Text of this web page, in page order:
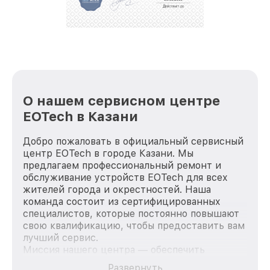
репутацию. Мы постоянно совершенствуемся и
О нашем сервисном центре
EOTech в Казани
Добро пожаловать в официальный сервисный
центр EOTech в городе Казани. Мы
предлагаем профессиональный ремонт и
обслуживание устройств EOTech для всех
жителей города и окрестностей. Наша
команда состоит из сертифицированных
специалистов, которые постоянно повышают
свою квалификацию, чтобы предоставить вам
лучший сервис.
Миссия нашего центра — обеспечить
качественный и доступный ремонт для
Развернуть